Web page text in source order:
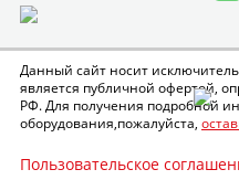
Данный сайт носит
является публичной офертой,
РФ. Для получения подробной
оборудования,пожалуйста,
Пользовательское